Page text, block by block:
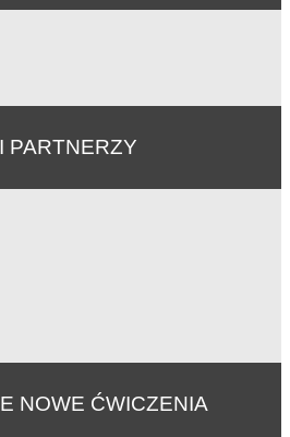
PARTNERZY
NOWE ĆWICZENIA